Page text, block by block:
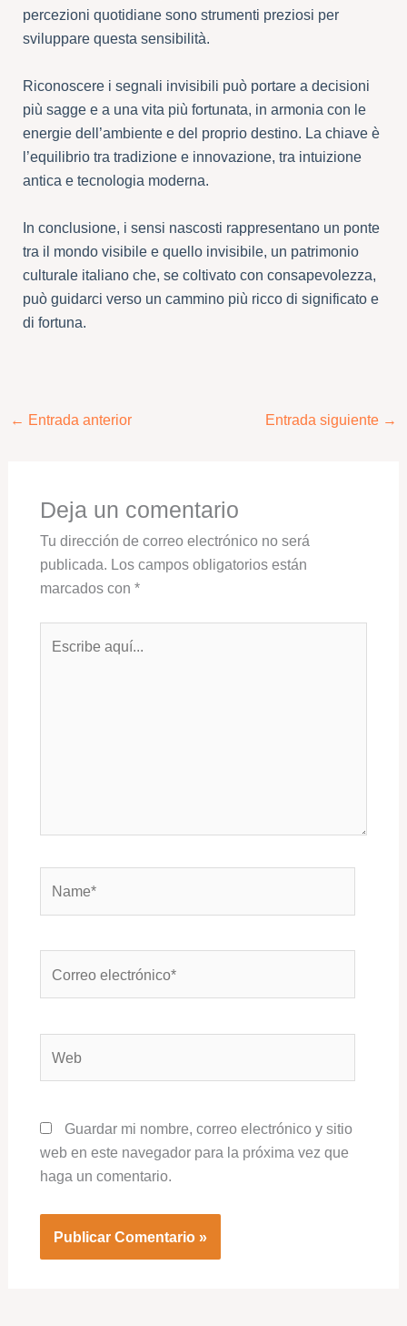
percezioni quotidiane sono strumenti preziosi per
sviluppare questa sensibilità.
Riconoscere i segnali invisibili può portare a decisioni
più sagge e a una vita più fortunata, in armonia con le
energie dell’ambiente e del proprio destino. La chiave è
l’equilibrio tra tradizione e innovazione, tra intuizione
antica e tecnologia moderna.
In conclusione, i sensi nascosti rappresentano un ponte
tra il mondo visibile e quello invisibile, un patrimonio
culturale italiano che, se coltivato con consapevolezza,
può guidarci verso un cammino più ricco di significato e
di fortuna.
← Entrada anterior Entrada siguiente →
Deja un comentario
Tu dirección de correo electrónico no será
publicada. Los campos obligatorios están
marcados con *
aquí...
electrónico*
Guardar mi nombre, correo electrónico y sitio
web en este navegador para la próxima vez que
haga un comentario.